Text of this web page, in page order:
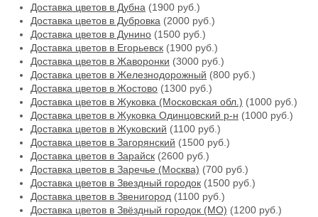
Доставка цветов в Дубна (1900 руб.)
Доставка цветов в Дубровка (2000 руб.)
Доставка цветов в Дунино (1500 руб.)
Доставка цветов в Егорьевск (1900 руб.)
Доставка цветов в Жаворонки (3000 руб.)
Доставка цветов в Железнодорожный (800 руб.)
Доставка цветов в Жостово (1300 руб.)
Доставка цветов в Жуковка (Московская обл.) (1000 руб.)
Доставка цветов в Жуковка Одинцовский р-н (1000 руб.)
Доставка цветов в Жуковский (1100 руб.)
Доставка цветов в Загорянский (1500 руб.)
Доставка цветов в Зарайск (2600 руб.)
Доставка цветов в Заречье (Москва) (700 руб.)
Доставка цветов в Звездный городок (1500 руб.)
Доставка цветов в Звенигород (1100 руб.)
Доставка цветов в Звёздный городок (МО) (1200 руб.)